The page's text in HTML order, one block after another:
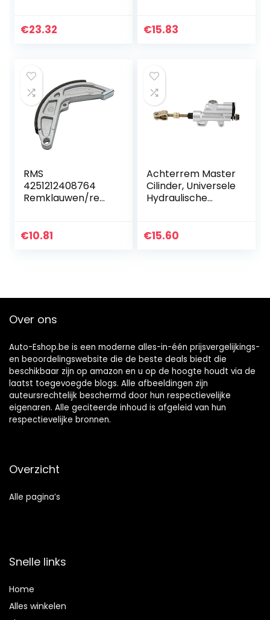
€23.32 €15.83
RMS
4251212408764
Remklauwen/remt
€10.81
Achterrem Master
Cilinder, Universele
Hydraulische
Achtervoetrem
€15.60
Over ons
Auto-Eshop.be is een moderne alles-in-één prijsvergelijkings-
en beoordelingswebsite die de beste deals biedt die
beschikbaar zijn op amazon en u op de hoogte houdt via de
laatst toegevoegde blogs. Alle afbeeldingen zijn
auteursrechtelijk beschermd door hun respectievelijke
eigenaren. Alle geciteerde inhoud is afgeleid van hun
respectievelijke bronnen.
Overzicht
Alle pagina’s
Snelle links
Home
Alles winkelen